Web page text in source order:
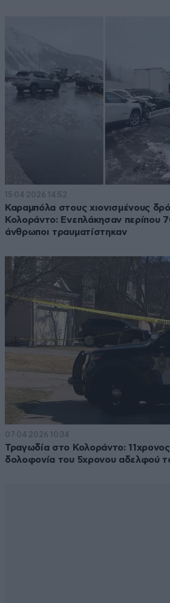
15·04·2026 14:52
Καραμπόλα στους χιονισμένους
Κολοράντο: Ενεπλάκησαν περίπου
άνθρωποι τραυματίστηκαν
07·04·2026 10:34
Τραγωδία στο Κολοράντο: 11χρονος
δολοφονία του 5χρονου αδελφού